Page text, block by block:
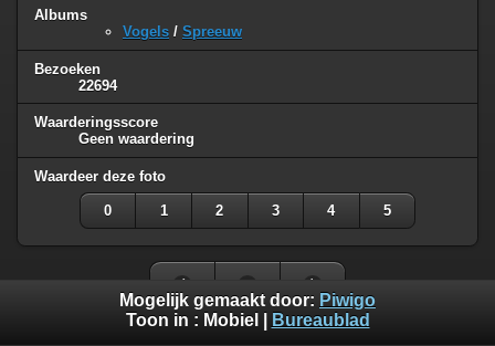
Albums
Vogels / Spreeuw
Bezoeken
22694
Waarderingsscore
Geen waardering
Waardeer deze foto
0 1 2 3 4 5
Mogelijk gemaakt door: Piwigo
Toon in : Mobiel Bureaublad